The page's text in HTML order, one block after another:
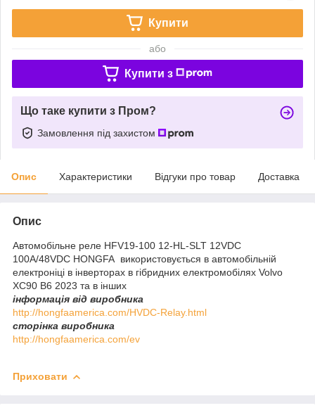
Купити
або
Купити з
Що таке купити з Пром?
Замовлення під захистом
Опис Характеристики Відгуки про товар Доставка
Опис
Автомобільне реле HFV19-100 12-HL-SLT 12VDC
100A/48VDC HONGFA використовується в автомобільній
електроніці в інверторах в гібридних електромобілях Volvo
XC90 B6 2023 та в інших
інформація від виробника
http://hongfaamerica.com/HVDC-Relay.html
сторінка виробника
http://hongfaamerica.com/ev
Приховати